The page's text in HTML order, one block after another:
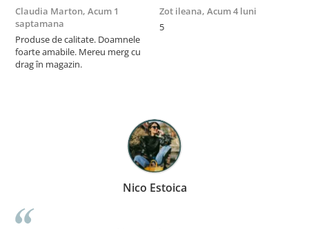
Claudia Marton, Acum 1
saptamana
Produse de calitate. Doamnele
foarte amabile. Mereu merg cu
drag în magazin.
Zot ileana, Acum 4 luni
5
Nico Estoica